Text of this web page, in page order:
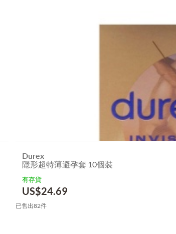
Durex
隱形超特薄避孕套 10個裝
有存貨
US$24.69
已售出82件